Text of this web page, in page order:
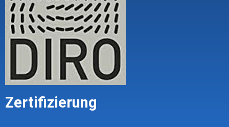
Zertifizierung